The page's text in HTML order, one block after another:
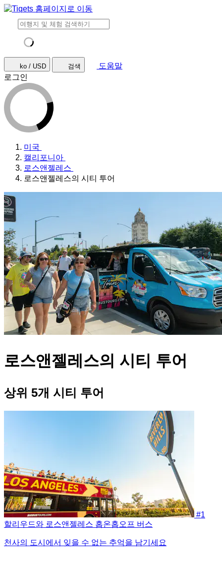
ko / USD 검색
도움말
로그인
미국
캘리포니아
로스앤젤레스
로스앤젤레스의 시티 투어
로스앤젤레스의 시티 투어
상위 5개 시티 투어
#1
할리우드와 로스앤젤레스 홉온홉오프 버스
천사의 도시에서 잊을 수 없는 추억을 남기세요